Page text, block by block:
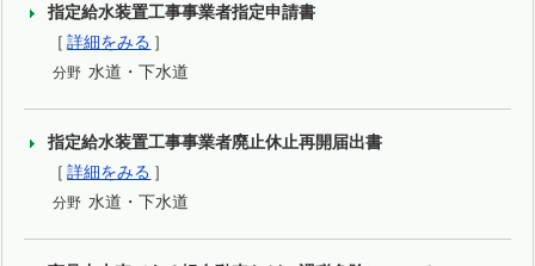
指定給水装置工事事業者指定申請書
［ 詳細をみる ］
分野 水道・下水道
指定給水装置工事事業者廃止休止再開届出書
［ 詳細をみる ］
分野 水道・下水道